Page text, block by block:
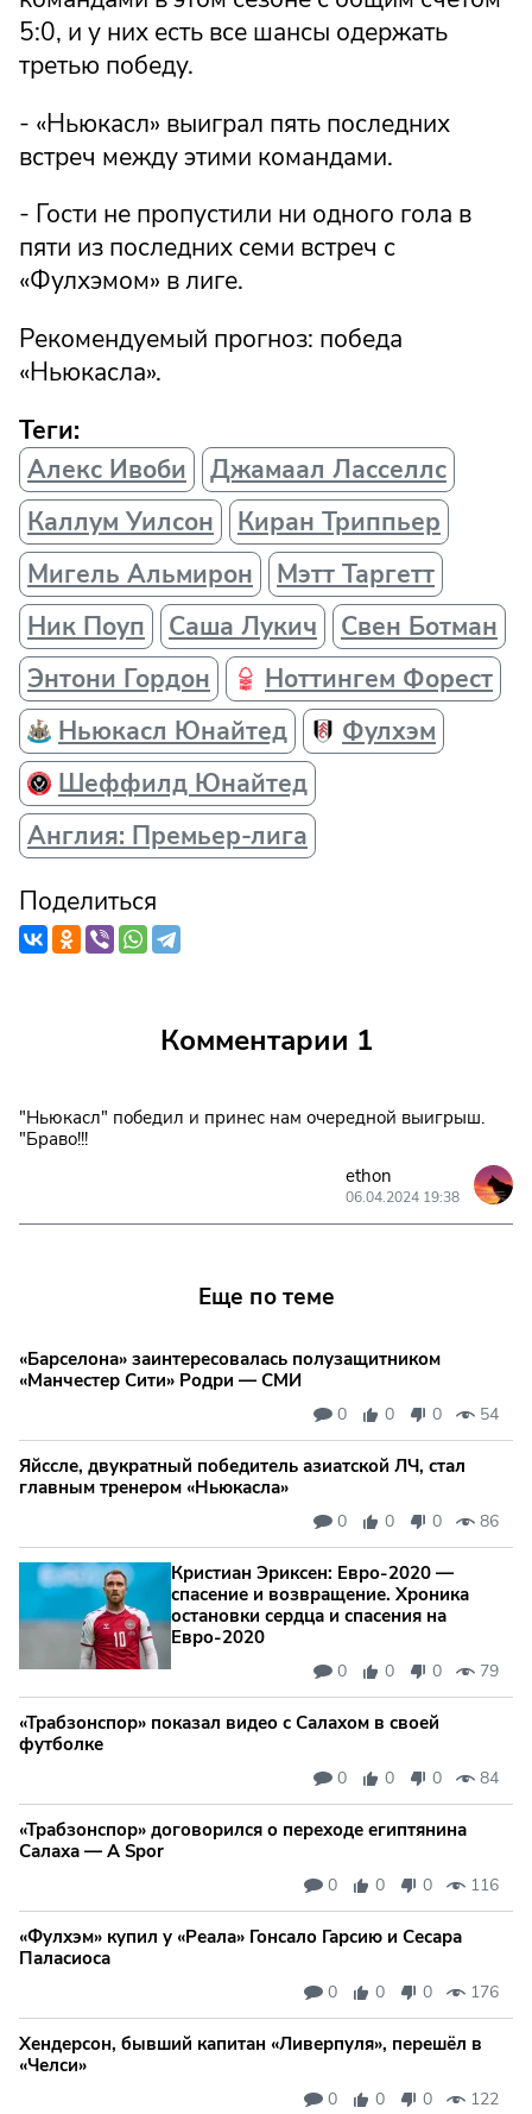
5:0, и у них есть все шансы одержать
третью победу.
- «Ньюкасл» выиграл пять последних
встреч между этими командами.
- Гости не пропустили ни одного гола в
пяти из последних семи встреч с
«Фулхэмом» в лиге.
Рекомендуемый прогноз: победа
«Ньюкасла».
Теги:
Алекс Ивоби
Джамаал Ласcеллс
Каллум Уилсон
Киран Триппьер
Мигель Альмирон
Мэтт Таргетт
Ник Поуп
Саша Лукич
Свен Ботман
Энтони Гордон
Ноттингем Форест
Ньюкасл Юнайтед
Фулхэм
Шеффилд Юнайтед
Англия: Премьер-лига
Поделиться
Комментарии 1
"Ньюкасл" победил и принес нам очередной выигрыш.
"Браво!!!
ethon
06.04.2024 19:38
Еще по теме
«Барселона» заинтересовалась полузащитником
«Манчестер Сити» Родри — СМИ
0 0 0 54
Яйссле, двукратный победитель азиатской ЛЧ, стал
главным тренером «Ньюкасла»
0 0 0 86
Кристиан Эриксен: Евро‑2020 —
спасение и возвращение. Хроника
остановки сердца и спасения на
Евро‑2020
0 0 0 79
«Трабзонспор» показал видео с Салахом в своей
футболке
0 0 0 84
«Трабзонспор» договорился о переходе египтянина
Салаха — A Spor
0 0 0 116
«Фулхэм» купил у «Реала» Гонсало Гарсию и Сесара
Паласиоса
0 0 0 176
Хендерсон, бывший капитан «Ливерпуля», перешёл в
«Челси»
0 0 0 122